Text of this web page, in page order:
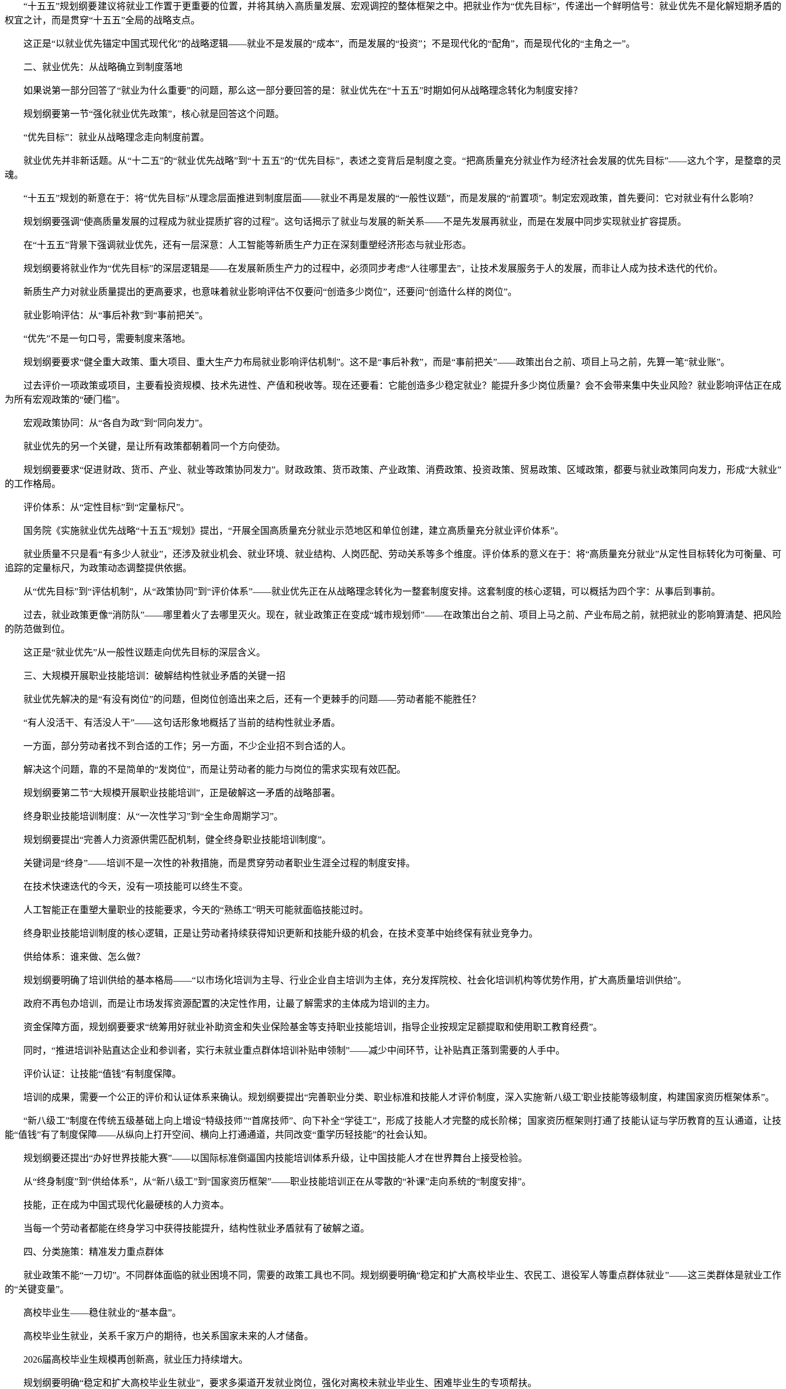
“十五五”规划纲要建议将就业工作置于更重要的位置，并将其纳入高质量发展、宏观调控的整体框架之中。把就业作为“优先目标”，传递出一个鲜明信号：就业优先不是化解短期矛盾的
权宜之计，而是贯穿“十五五”全局的战略支点。
这正是“以就业优先锚定中国式现代化”的战略逻辑——就业不是发展的“成本”，而是发展的“投资”；不是现代化的“配角”，而是现代化的“主角之一”。
二、就业优先：从战略确立到制度落地
如果说第一部分回答了“就业为什么重要”的问题，那么这一部分要回答的是：就业优先在“十五五”时期如何从战略理念转化为制度安排？
规划纲要第一节“强化就业优先政策”，核心就是回答这个问题。
“优先目标”：就业从战略理念走向制度前置。
就业优先并非新话题。从“十二五”的“就业优先战略”到“十五五”的“优先目标”，表述之变背后是制度之变。“把高质量充分就业作为经济社会发展的优先目标”——这九个字，是整章的灵
魂。
“十五五”规划的新意在于：将“优先目标”从理念层面推进到制度层面——就业不再是发展的“一般性议题”，而是发展的“前置项”。制定宏观政策，首先要问：它对就业有什么影响？
规划纲要强调“使高质量发展的过程成为就业提质扩容的过程”。这句话揭示了就业与发展的新关系——不是先发展再就业，而是在发展中同步实现就业扩容提质。
在“十五五”背景下强调就业优先，还有一层深意：人工智能等新质生产力正在深刻重塑经济形态与就业形态。
规划纲要将就业作为“优先目标”的深层逻辑是——在发展新质生产力的过程中，必须同步考虑“人往哪里去”，让技术发展服务于人的发展，而非让人成为技术迭代的代价。
新质生产力对就业质量提出的更高要求，也意味着就业影响评估不仅要问“创造多少岗位”，还要问“创造什么样的岗位”。
就业影响评估：从“事后补救”到“事前把关”。
“优先”不是一句口号，需要制度来落地。
规划纲要要求“健全重大政策、重大项目、重大生产力布局就业影响评估机制”。这不是“事后补救”，而是“事前把关”——政策出台之前、项目上马之前，先算一笔“就业账”。
过去评价一项政策或项目，主要看投资规模、技术先进性、产值和税收等。现在还要看：它能创造多少稳定就业？能提升多少岗位质量？会不会带来集中失业风险？就业影响评估正在成
为所有宏观政策的“硬门槛”。
宏观政策协同：从“各自为政”到“同向发力”。
就业优先的另一个关键，是让所有政策都朝着同一个方向使劲。
规划纲要要求“促进财政、货币、产业、就业等政策协同发力”。财政政策、货币政策、产业政策、消费政策、投资政策、贸易政策、区域政策，都要与就业政策同向发力，形成“大就业”
的工作格局。
评价体系：从“定性目标”到“定量标尺”。
国务院《实施就业优先战略“十五五”规划》提出，“开展全国高质量充分就业示范地区和单位创建，建立高质量充分就业评价体系”。
就业质量不只是看“有多少人就业”，还涉及就业机会、就业环境、就业结构、人岗匹配、劳动关系等多个维度。评价体系的意义在于：将“高质量充分就业”从定性目标转化为可衡量、可
追踪的定量标尺，为政策动态调整提供依据。
从“优先目标”到“评估机制”，从“政策协同”到“评价体系”——就业优先正在从战略理念转化为一整套制度安排。这套制度的核心逻辑，可以概括为四个字：从事后到事前。
过去，就业政策更像“消防队”——哪里着火了去哪里灭火。现在，就业政策正在变成“城市规划师”——在政策出台之前、项目上马之前、产业布局之前，就把就业的影响算清楚、把风险
的防范做到位。
这正是“就业优先”从一般性议题走向优先目标的深层含义。
三、大规模开展职业技能培训：破解结构性就业矛盾的关键一招
就业优先解决的是“有没有岗位”的问题，但岗位创造出来之后，还有一个更棘手的问题——劳动者能不能胜任？
“有人没活干、有活没人干”——这句话形象地概括了当前的结构性就业矛盾。
一方面，部分劳动者找不到合适的工作；另一方面，不少企业招不到合适的人。
解决这个问题，靠的不是简单的“发岗位”，而是让劳动者的能力与岗位的需求实现有效匹配。
规划纲要第二节“大规模开展职业技能培训”，正是破解这一矛盾的战略部署。
终身职业技能培训制度：从“一次性学习”到“全生命周期学习”。
规划纲要提出“完善人力资源供需匹配机制，健全终身职业技能培训制度”。
关键词是“终身”——培训不是一次性的补救措施，而是贯穿劳动者职业生涯全过程的制度安排。
在技术快速迭代的今天，没有一项技能可以终生不变。
人工智能正在重塑大量职业的技能要求，今天的“熟练工”明天可能就面临技能过时。
终身职业技能培训制度的核心逻辑，正是让劳动者持续获得知识更新和技能升级的机会，在技术变革中始终保有就业竞争力。
供给体系：谁来做、怎么做？
规划纲要明确了培训供给的基本格局——“以市场化培训为主导、行业企业自主培训为主体，充分发挥院校、社会化培训机构等优势作用，扩大高质量培训供给”。
政府不再包办培训，而是让市场发挥资源配置的决定性作用，让最了解需求的主体成为培训的主力。
资金保障方面，规划纲要要求“统筹用好就业补助资金和失业保险基金等支持职业技能培训，指导企业按规定足额提取和使用职工教育经费”。
同时，“推进培训补贴直达企业和参训者，实行未就业重点群体培训补贴申领制”——减少中间环节，让补贴真正落到需要的人手中。
评价认证：让技能“值钱”有制度保障。
培训的成果，需要一个公正的评价和认证体系来确认。规划纲要提出“完善职业分类、职业标准和技能人才评价制度，深入实施'新八级工'职业技能等级制度，构建国家资历框架体系”。
“新八级工”制度在传统五级基础上向上增设“特级技师”“首席技师”、向下补全“学徒工”，形成了技能人才完整的成长阶梯；国家资历框架则打通了技能认证与学历教育的互认通道，让技
能“值钱”有了制度保障——从纵向上打开空间、横向上打通通道，共同改变“重学历轻技能”的社会认知。
规划纲要还提出“办好世界技能大赛”——以国际标准倒逼国内技能培训体系升级，让中国技能人才在世界舞台上接受检验。
从“终身制度”到“供给体系”，从“新八级工”到“国家资历框架”——职业技能培训正在从零散的“补课”走向系统的“制度安排”。
技能，正在成为中国式现代化最硬核的人力资本。
当每一个劳动者都能在终身学习中获得技能提升，结构性就业矛盾就有了破解之道。
四、分类施策：精准发力重点群体
就业政策不能“一刀切”。不同群体面临的就业困境不同，需要的政策工具也不同。规划纲要明确“稳定和扩大高校毕业生、农民工、退役军人等重点群体就业”——这三类群体是就业工作
的“关键变量”。
高校毕业生——稳住就业的“基本盘”。
高校毕业生就业，关系千家万户的期待，也关系国家未来的人才储备。
2026届高校毕业生规模再创新高，就业压力持续增大。
规划纲要明确“稳定和扩大高校毕业生就业”，要求多渠道开发就业岗位，强化对离校未就业毕业生、困难毕业生的专项帮扶。